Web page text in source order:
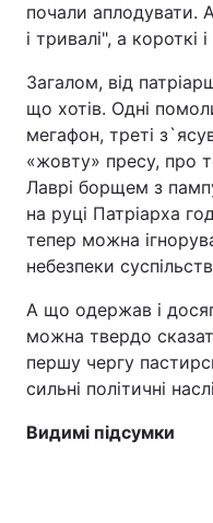
почали аплодувати.
і тривалі", а короткі
Загалом, від
що хотів. Одні
мегафон, треті
«жовту» пресу, про
Лаврі борщем з
на руці Патріарха
тепер можна
небезпеки
А що одержав і
можна твердо
першу чергу
сильні політичні
Видимі підсумки